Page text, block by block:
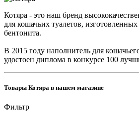
Котяра - это наш бренд
для кошачьих туалетов,
бентонита.
В 2015 году наполнитель для
удостоен диплома в конкурсе 100
Товары Котяра в нашем магазине
Фильтр